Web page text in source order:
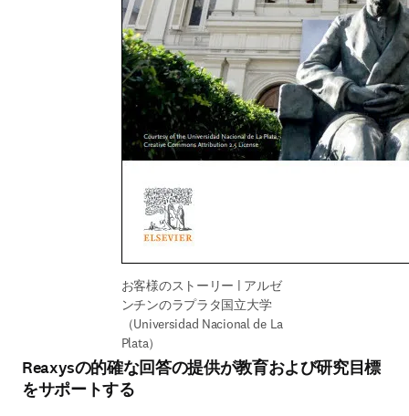
お客様のストーリー | アルゼ
ンチンのラプラタ国立大学
（Universidad Nacional de La
Plata）
Reaxysの的確な回答の提供が教育および研究目標
をサポートする